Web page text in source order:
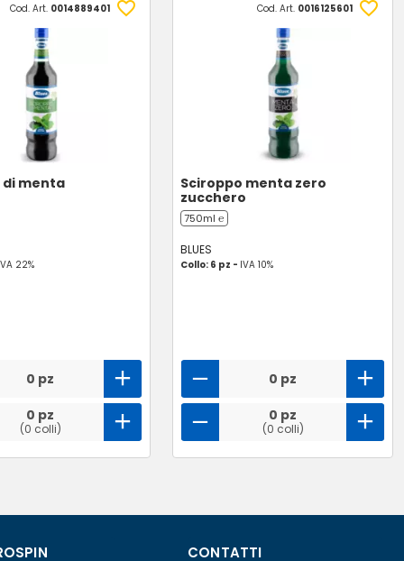
Cod. Art. 0014889401
di menta
22%
0 pz
0 pz
(0 colli)
Cod. Art. 0016125601
Sciroppo menta zero
zucchero
750ml ℮
BLUES
Collo: 6 pz - IVA 10%
0 pz
0 pz
(0 colli)
CONTATTI